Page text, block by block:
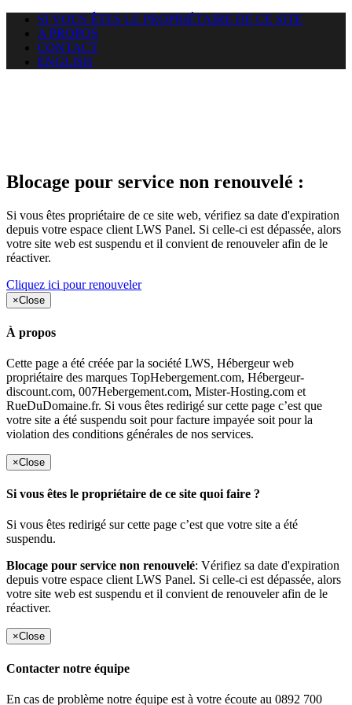
SI VOUS ÊTES LE PROPRIÉTAIRE DE CE SITE
A PROPOS
CONTACT
ENGLISH
Blocage pour service non renouvelé :
Si vous êtes propriétaire de ce site web, vérifiez sa date d'expiration
depuis votre espace client LWS Panel. Si celle-ci est dépassée, alors
votre site web est suspendu et il convient de renouveler afin de le
réactiver.
Cliquez ici pour renouveler
×Close
À propos
Cette page a été créée par la société LWS, Hébergeur web
propriétaire des marques TopHebergement.com, Hébergeur-
discount.com, 007Hebergement.com, Mister-Hosting.com et
RueDuDomaine.fr. Si vous êtes redirigé sur cette page c’est que
votre site a été suspendu soit pour facture impayée soit pour la
violation des conditions générales de nos services.
×Close
Si vous êtes le propriétaire de ce site quoi faire ?
Si vous êtes redirigé sur cette page c’est que votre site a été
suspendu.
Blocage pour service non renouvelé: Vérifiez sa date d'expiration
depuis votre espace client LWS Panel. Si celle-ci est dépassée, alors
votre site web est suspendu et il convient de renouveler afin de le
réactiver.
×Close
Contacter notre équipe
En cas de problème notre équipe est à votre écoute au 0892 700